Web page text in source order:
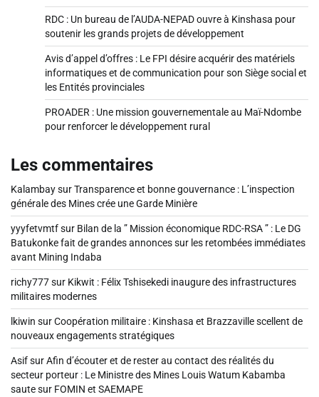
RDC : Un bureau de l’AUDA-NEPAD ouvre à Kinshasa pour
soutenir les grands projets de développement
Avis d’appel d’offres : Le FPI désire acquérir des matériels
informatiques et de communication pour son Siège social et
les Entités provinciales
PROADER : Une mission gouvernementale au Maï-Ndombe
pour renforcer le développement rural
Les commentaires
KalambaysurTransparence et bonne gouvernance : L’inspection
générale des Mines crée une Garde Minière
yyyfetvmtfsur Bilan de la ” Mission économique RDC-RSA ” : Le DG
Batukonke fait de grandes annonces sur les retombées immédiates
avant Mining Indaba
richy777sur Kikwit : Félix Tshisekedi inaugure des infrastructures
militaires modernes
lkiwin surCoopération militaire : Kinshasa et Brazzaville scellent de
nouveaux engagements stratégiques
AsifsurAfin d’écouter et de rester au contact des réalités du
secteur porteur : Le Ministre des Mines Louis Watum Kabamba
saute sur FOMIN et SAEMAPE